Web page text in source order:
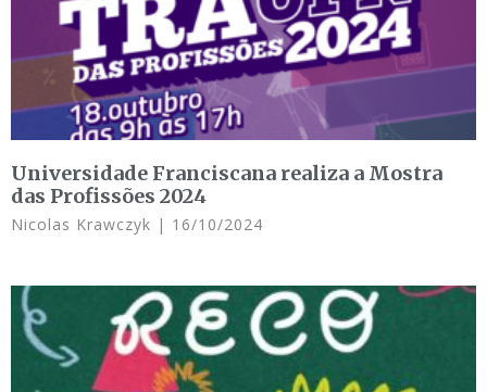
Universidade Franciscana realiza a Mostra
das Profissões 2024
Nicolas Krawczyk 16/10/2024